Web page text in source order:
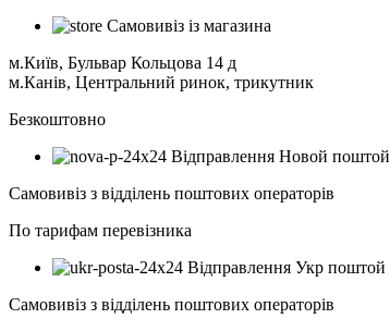
Самовивіз із магазина
м.Київ, Бульвар Кольцова 14 д
м.Канів, Центральний ринок, трикутник
Безкоштовно
Відправлення Новой поштой
Самовивіз з відділень поштових операторів
По тарифам перевізника
Відправлення Укр поштой
Самовивіз з відділень поштових операторів